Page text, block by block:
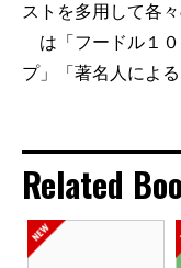
ストを多用して各
は「フードル１０
プ」「著名人によ
Related